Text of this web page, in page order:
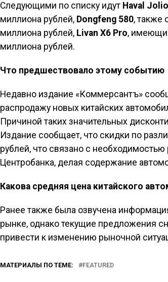
Следующими по списку идут Haval
миллиона рублей, Dongfeng 580, также
миллиона рублей, Livan X6 Pro,
миллиона рублей.
Что предшествовало этому событию
Недавно издание «Коммерсантъ»
распродажу новых китайских
Причиной таких значительных
Издание сообщает, что скидки по
рублей, что связано с
Центробанка, делая содержание
Какова средняя цена китайского
Ранее также была озвучена
рынке, однако текущие предложения
привести к изменению рыночной
МАТЕРИАЛЫ ПО ТЕМЕ: FEATURED